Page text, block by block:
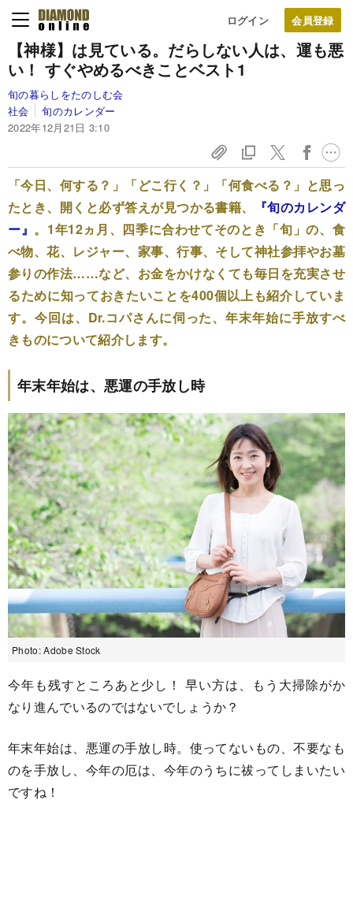
ログイン
【神様】は見ている。だらしない人は、運も悪
い！ すぐやめるべきことベスト1
旬の暮らしをたのしむ会
社会
旬のカレンダー
2022年12月21日 3:10
「今日、何する？」「どこ行く？」「何食べる？」と思っ
たとき、開くと必ず答えが見つかる書籍、
『旬のカレンダ
ー』 。1年12ヵ月、四季に合わせてそのとき「旬」の、食
べ物、花、レジャー、家事、行事、そして神社参拝やお墓
参りの作法……など、お金をかけなくても毎日を充実させ
るために知っておきたいことを400個以上も紹介していま
す。今回は、Dr.コパさんに伺った、年末年始に手放すべ
きものについて紹介します。
年末年始は、悪運の手放し時
Photo: Adobe Stock
今年も残すところあと少し！ 早い方は、もう大掃除がか
なり進んでいるのではないでしょうか？
年末年始は、悪運の手放し時。使ってないもの、不要なも
のを手放し、今年の厄は、今年のうちに祓ってしまいたい
ですね！